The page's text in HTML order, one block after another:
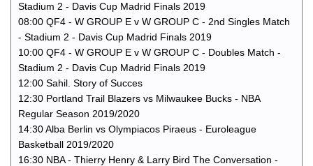
Stadium 2 - Davis Cup Madrid Finals 2019
08:00 QF4 - W GROUP E v W GROUP C - 2nd Singles Match
- Stadium 2 - Davis Cup Madrid Finals 2019
10:00 QF4 - W GROUP E v W GROUP C - Doubles Match -
Stadium 2 - Davis Cup Madrid Finals 2019
12:00 Sahil. Story of Succes
12:30 Portland Trail Blazers vs Milwaukee Bucks - NBA
Regular Season 2019/2020
14:30 Alba Berlin vs Olympiacos Piraeus - Euroleague
Basketball 2019/2020
16:30 NBA - Thierry Henry & Larry Bird The Conversation -